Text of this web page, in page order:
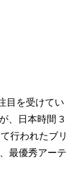
目を受けてい
が、日本時間 3
行われたブリ
最優秀アーテ